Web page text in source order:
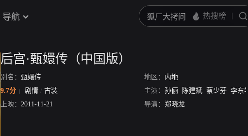
导航
后宫·甄嬛传（中国版）
别名： 甄嬛传 地区： 内地
9.7分
剧情 / 古装 主演： 孙俪 陈建斌 蔡少芬 李东学
上映： 2011-11-21 导演： 郑晓龙